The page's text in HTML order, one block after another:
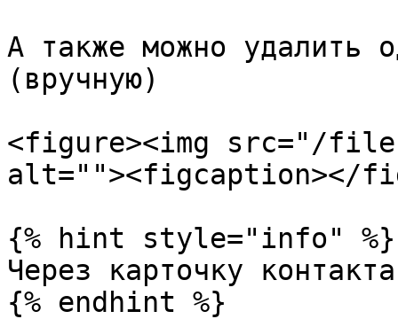
А также можно удалить
(вручную)
<figure><img src="/files/
alt=""><figcaption></
{% hint style="info" %}
Через карточку
{% endhint %}